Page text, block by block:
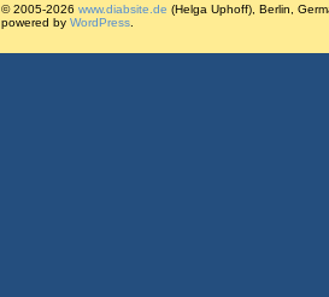
© 2005-2026 www.diabsite.de (Helga Uphoff), Berlin,
powered by WordPress.